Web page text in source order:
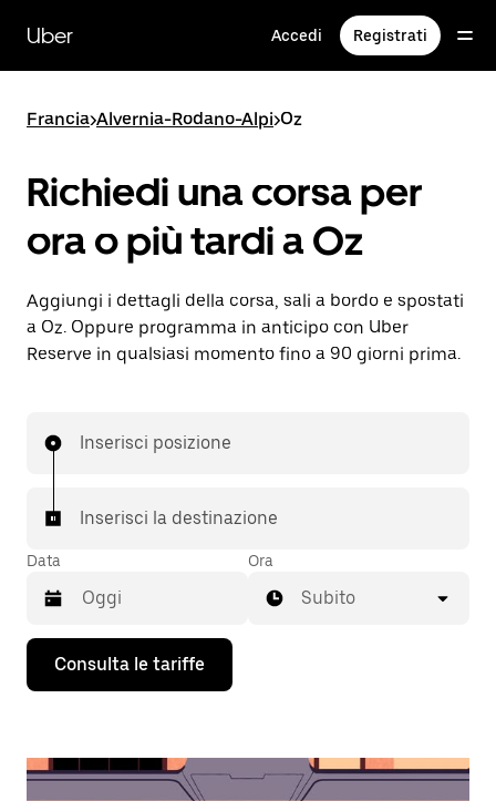
contenuto
principale
Uber Accedi Registrati
Francia>Alvernia-Rodano-Alpi>Oz
Richiedi una corsa per
ora o più tardi a Oz
Aggiungi i dettagli della corsa, sali a bordo e spostati
a Oz. Oppure programma in anticipo con Uber
Reserve in qualsiasi momento fino a 90 giorni prima.
Inserisci posizione
Inserisci la destinazione
Data
Utilizza
tasto
verso
Ora
Subito
Consulta le tariffe